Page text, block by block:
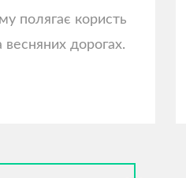
полягає користь
весняних дорогах.